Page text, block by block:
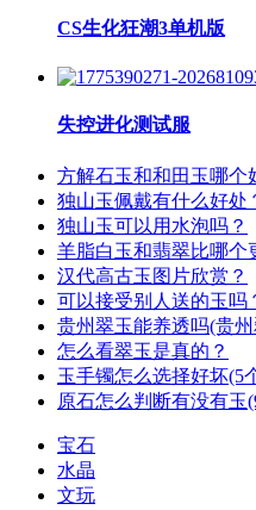
CS生化狂潮3单机版
失控进化测试服
方解石玉和和田玉哪个
独山玉佩戴有什么好处
独山玉可以用水泡吗？
羊脂白玉和翡翠比哪个
汉代高古玉图片欣赏？
可以接受别人送的玉吗
贵州翠玉能养透吗(贵
怎么看翠玉是真的？
玉手镯怎么选择好坏(5
原石怎么判断有没有玉
宝石
水晶
文玩